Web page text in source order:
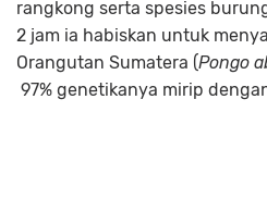
rangkong serta spesies
2 jam ia habiskan untuk
Orangutan Sumatera (Pongo
97% genetikanya mirip